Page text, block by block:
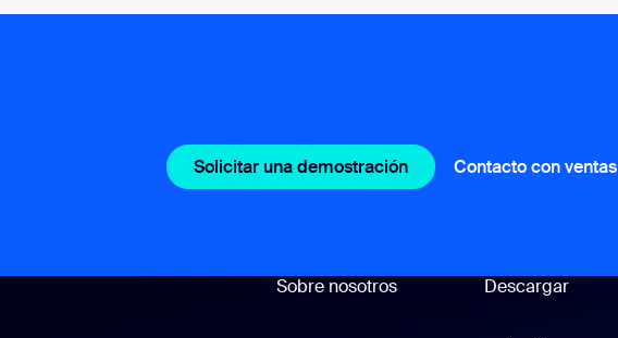
Solicitar una demostración Contacto con ventas
Sobre nosotros Descargar